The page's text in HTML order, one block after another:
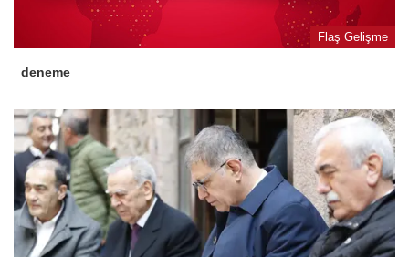
Flaş Gelişme
deneme